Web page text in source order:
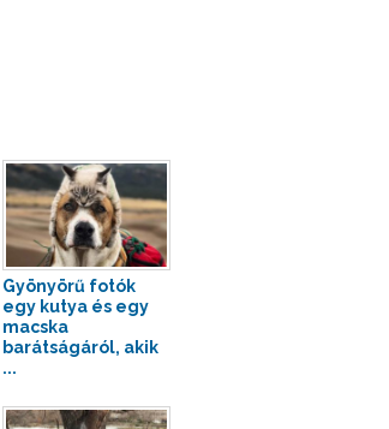
Gyönyörű fotók
egy kutya és egy
macska
barátságáról, akik
...